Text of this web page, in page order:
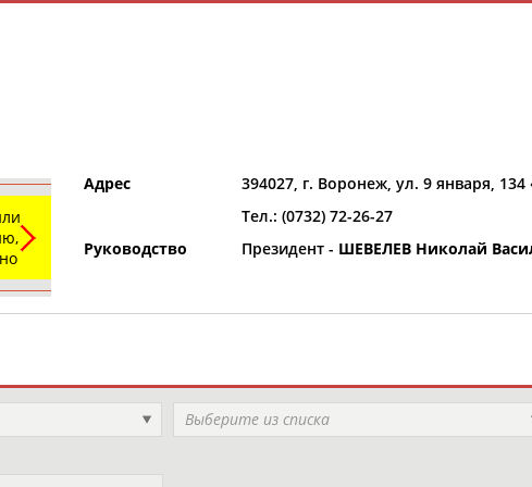
Регион
Выберите из списка
Адрес
394027, г. Воронеж, ул. 9 января, 134
Тел.: (0732) 72-26-27
Руководство
Президент - ШЕВЕЛЕВ Николай